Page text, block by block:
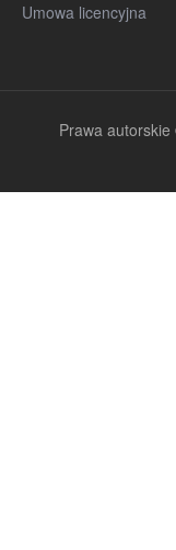
Umowa licencyjna
Prawa